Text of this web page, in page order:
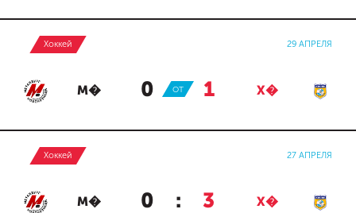
Хоккей 29 АПРЕЛЯ
М� 0 : 1 Х�
ОТ
Хоккей 27 АПРЕЛЯ
М� 0 : 3 Х�